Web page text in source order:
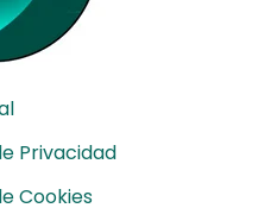
Privacidad
Cookies